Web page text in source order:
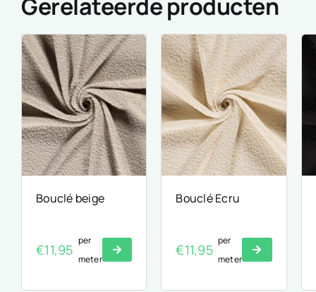
Gerelateerde producten
Bouclé beige
€11,95
per
meter
Bouclé Ecru
€11,95
per
meter